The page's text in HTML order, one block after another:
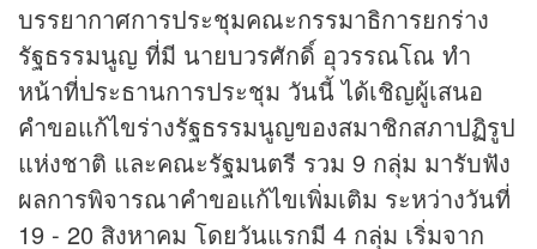
บรรยากาศการประชุมคณะกรรมาธิการยกร่าง
รัฐธรรมนูญ ที่มี นายบวรศักดิ์ อุวรรณโณ ทำ
หน้าที่ประธานการประชุม วันนี้ ได้เชิญผู้เสนอ
คำขอแก้ไขร่างรัฐธรรมนูญของสมาชิกสภาปฏิรูป
แห่งชาติ และคณะรัฐมนตรี รวม 9 กลุ่ม มารับฟัง
ผลการพิจารณาคำขอแก้ไขเพิ่มเติม ระหว่างวันที่
19 - 20 สิงหาคม โดยวันแรกมี 4 กลุ่ม เริ่มจาก